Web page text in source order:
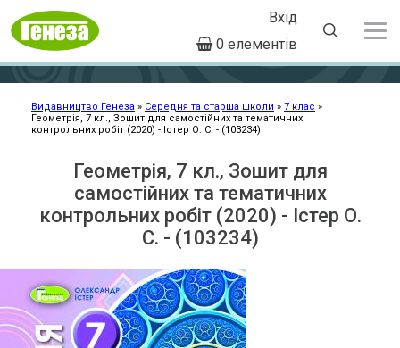
основного
вмісту
User
account
menu
Вхід
0 елементів
Рядок
навіґації
Видавництво Генеза Середня та старша школи
7 клас
Геометрія, 7 кл., Зошит для самостійних та тематичних
контрольних робіт (2020) - Істер О. С. - (103234)
Геометрія, 7 кл., Зошит для
самостійних та тематичних
контрольних робіт (2020) - Істер О.
С. - (103234)